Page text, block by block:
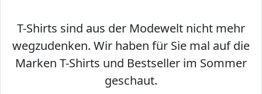
T-Shirts sind aus der Modewelt nicht mehr
wegzudenken. Wir haben für Sie mal auf die
Marken T-Shirts und Bestseller im Sommer
geschaut.